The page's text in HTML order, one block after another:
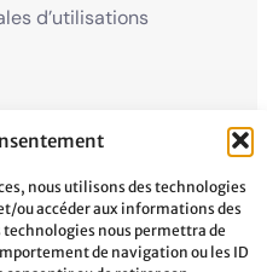
nous utilisons des technologies
ou accéder aux informations des
nous permettra de
de navigation ou les ID
d’utilisations
la population qu’un
à partir...